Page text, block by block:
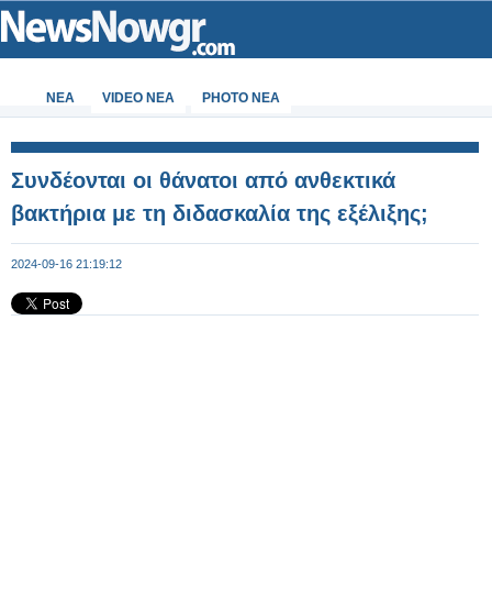
ΝΕΑ VIDEO NEA PHOTO NEA
Συνδέονται οι θάνατοι από ανθεκτικά
βακτήρια με τη διδασκαλία της εξέλιξης;
2024-09-16 21:19:12